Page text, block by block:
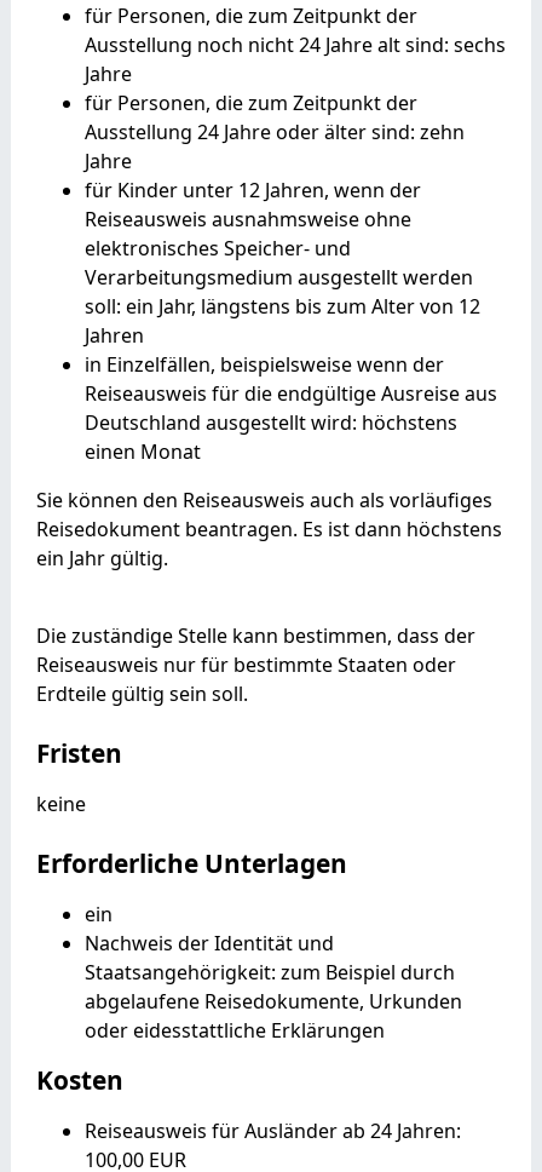
für Personen, die zum Zeitpunkt der
Ausstellung noch nicht 24 Jahre alt sind: sechs
Jahre
für Personen, die zum Zeitpunkt der
Ausstellung 24 Jahre oder älter sind: zehn
Jahre
für Kinder unter 12 Jahren, wenn der
Reiseausweis ausnahmsweiseohne
elektronisches Speicher- und
Verarbeitungsmedium ausgestellt werden
soll: ein Jahr, längstens bis zum Alter von 12
Jahren
in Einzelfällen, beispielsweise wenn der
Reiseausweis für die endgültige Ausreise aus
Deutschland ausgestellt wird: höchstens
einen Monat
Sie können den Reiseausweis auch als vorläufiges
Reisedokument beantragen. Es ist dann höchstens
ein Jahr gültig.
Die zuständige Stelle kann bestimmen, dass der
Reiseausweis nur für bestimmte Staaten oder
Erdteile gültig sein soll.
Fristen
keine
Erforderliche Unterlagen
ein
Nachweis der Identität und
Staatsangehörigkeit: zum Beispiel durch
abgelaufene Reisedokumente, Urkunden
oder eidesstattliche Erklärungen
Kosten
Reiseausweis für Ausländer ab 24 Jahren:
100,00 EUR